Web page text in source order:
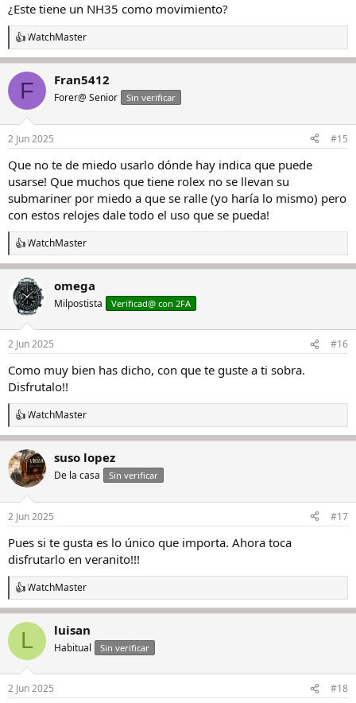
¿Este tiene un NH35 como movimiento?
R
e
c
i
e
:
WatchMaster
F Fran5412
Forer@ Senior Sin verificar
2 Jun 2025 #15
Que no te de miedo usarlo dónde hay indica que puede
usarse! Que muchos que tiene rolex no se llevan su
submariner por miedo a que se ralle (yo haría lo mismo) pero
con estos relojes dale todo el uso que se pueda!
R
e
a
c
c
i
e
:
WatchMaster
omega
Milpostista Verificad@ con 2FA
2 Jun 2025 #16
Como muy bien has dicho, con que te guste a ti sobra.
Disfrutalo!!
R
e
c
c
i
e
:
WatchMaster
suso lopez
De la casa Sin verificar
2 Jun 2025 #17
Pues si te gusta es lo único que importa. Ahora toca
disfrutarlo en veranito!!!
R
e
a
c
i
e
WatchMaster
L luisan
Habitual Sin verificar
2 Jun 2025 #18